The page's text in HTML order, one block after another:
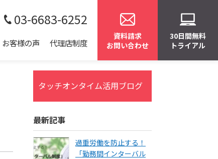
03-6683-6252
お客様の声 代理店制度
資料請求
お問い合わせ
30日間無料
トライアル
タッチオンタイム活用ブログ
最新記事
過重労働を防止する！
「勤務間インターバル